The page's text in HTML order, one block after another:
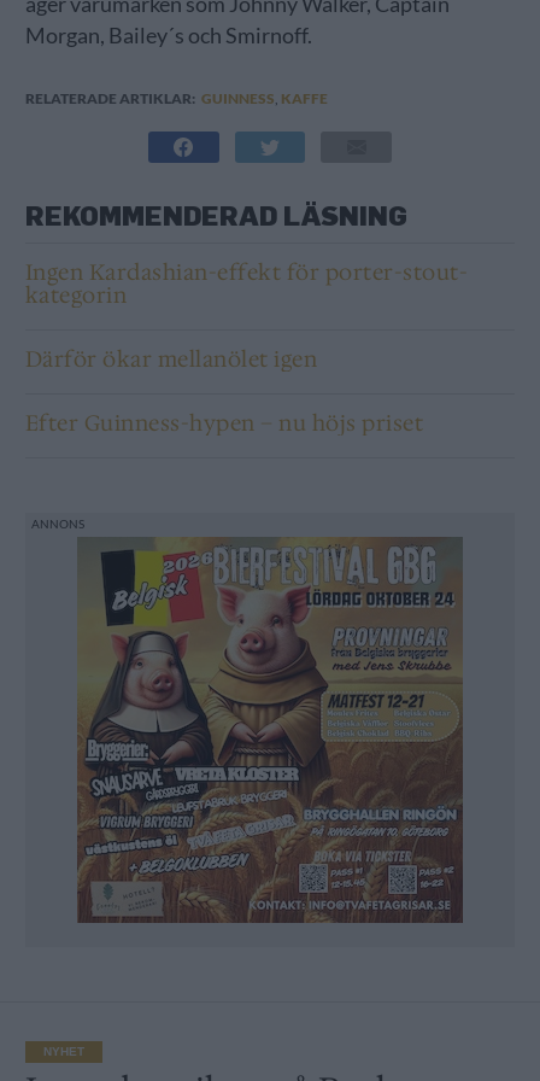
Morgan, Bailey´s och Smirnoff.
RELATERADE ARTIKLAR: GUINNESS KAFFE
REKOMMENDERAD LÄSNING
Ingen Kardashian-effekt för porter-stout-
kategorin
Därför ökar mellanölet igen
Efter Guinness-hypen – nu höjs priset
NYHET